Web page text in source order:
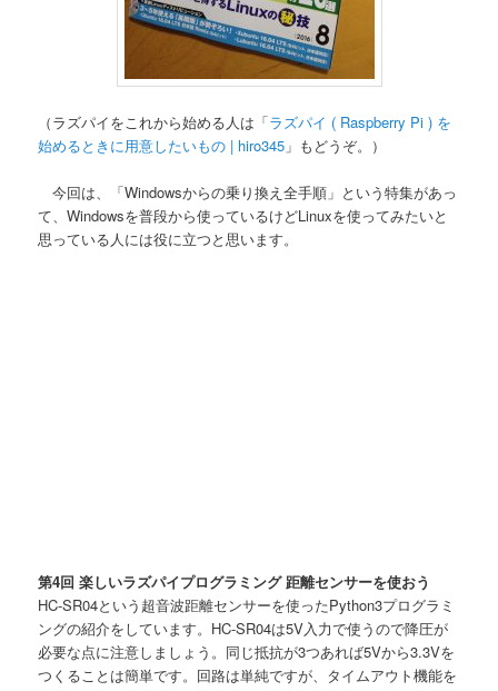
（ラズパイをこれから始める人は「ラズパイ ( Raspberry Pi ) を
始めるときに用意したいもの | hiro345 」もどうぞ。）
今回は、「Windowsからの乗り換え全手順」という特集があっ
て、Windowsを普段から使っているけどLinuxを使ってみたいと
思っている人には役に立つと思います。
第4回 楽しいラズパイプログラミング 距離センサーを使おう
HC-SR04という超音波距離センサーを使ったPython3プログラミ
ングの紹介をしています。HC-SR04は5V入力で使うので降圧が
必要な点に注意しましょう。同じ抵抗が3つあれば5Vから3.3Vを
つくることは簡単です。回路は単純ですが、タイムアウト機能を